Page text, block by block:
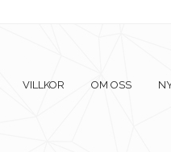
VILLKOR OM OSS